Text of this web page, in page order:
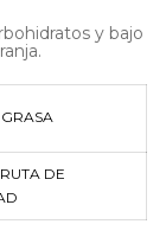
y bajo
DE